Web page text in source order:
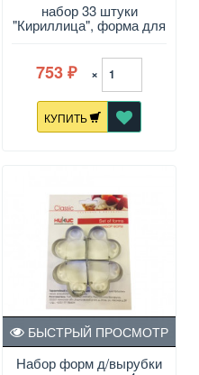
набор 33 штуки
"Кириллица", форма для
печенья из
нержавеющей стали в
блистере (Китай)
753 ₽ ×
КУПИТЬ
Набор форм д/вырубки
БЫСТРЫЙ ПРОСМОТР